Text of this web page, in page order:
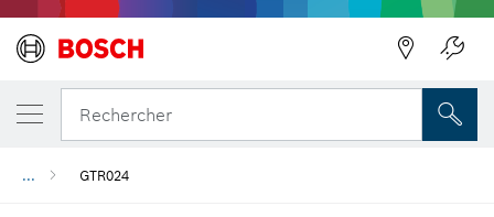
Rechercher
... GTR024